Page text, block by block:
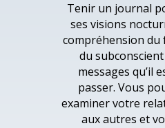
Tenir un journal
ses visions
compréhension
du
messages qu’il
passer. Vous
examiner votre
aux autres et